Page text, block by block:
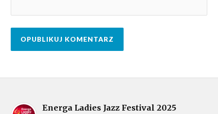
Energa Ladies Jazz Festival 2025